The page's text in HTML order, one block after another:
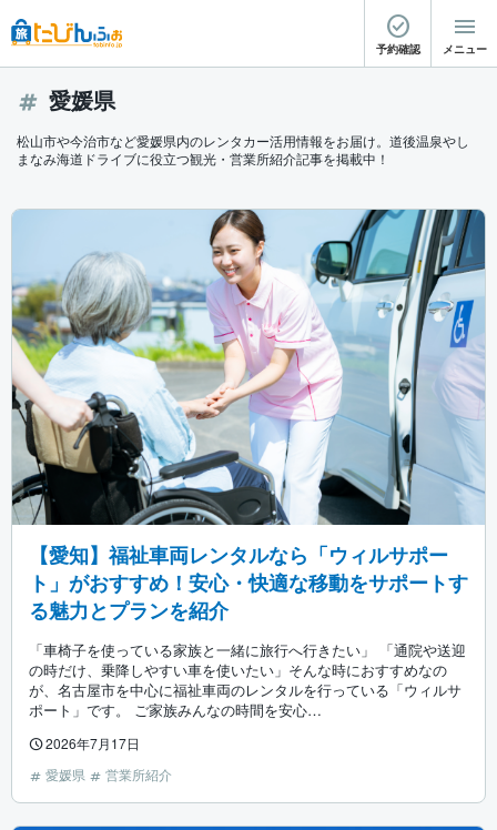
予約確認 メニュー
愛媛県
松山市や今治市など愛媛県内のレンタカー活用情報をお届け。道後温泉やし
まなみ海道ドライブに役立つ観光・営業所紹介記事を掲載中！
【愛知】福祉車両レンタルなら「ウィルサポー
ト」がおすすめ！安心・快適な移動をサポートす
る魅力とプランを紹介
「車椅子を使っている家族と一緒に旅行へ行きたい」 「通院や送迎
の時だけ、乗降しやすい車を使いたい」そんな時におすすめなの
が、名古屋市を中心に福祉車両のレンタルを行っている「ウィルサ
ポート」です。 ご家族みんなの時間を安心…
2026年7月17日
愛媛県
営業所紹介